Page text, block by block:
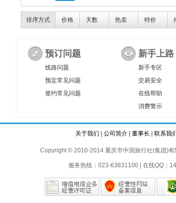
排序方式 价格 天数 热卖 特价
预订问题
线路问题
预定常见问题
签约常见问题
新手上路
新手专区
交易安全
在线帮助
消费警示
关于我们 公司简介 董事长 联系我
Copyright © 2010-2014 重庆市中国旅行社(集团)
服务热线：023-63831100 | 在线QQ：